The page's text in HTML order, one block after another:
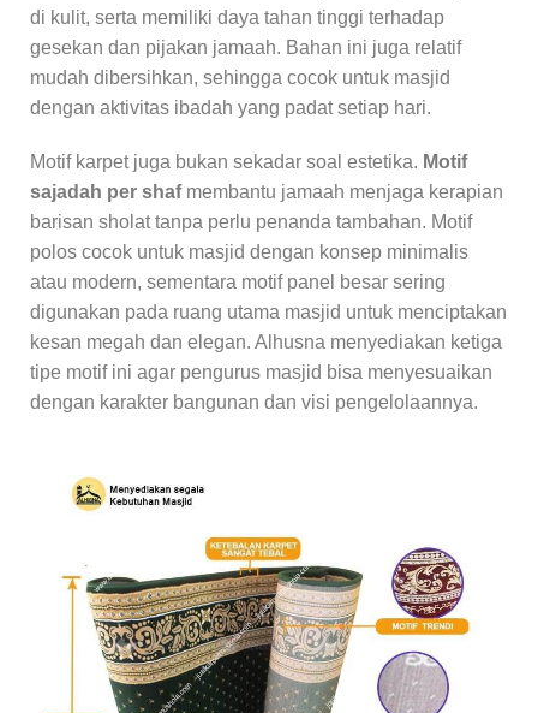
di kulit, serta memiliki daya tahan tinggi terhadap
gesekan dan pijakan jamaah. Bahan ini juga relatif
mudah dibersihkan, sehingga cocok untuk masjid
dengan aktivitas ibadah yang padat setiap hari.
Motif karpet juga bukan sekadar soal estetika. Motif
sajadah per shafmembantu jamaah menjaga kerapian
barisan sholat tanpa perlu penanda tambahan. Motif
polos cocok untuk masjid dengan konsep minimalis
atau modern, sementara motif panel besar sering
digunakan pada ruang utama masjid untuk menciptakan
kesan megah dan elegan. Alhusna menyediakan ketiga
tipe motif ini agar pengurus masjid bisa menyesuaikan
dengan karakter bangunan dan visi pengelolaannya.